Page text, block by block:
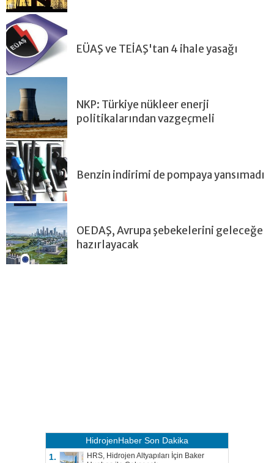
EÜAŞ ve TEİAŞ'tan 4 ihale yasağı
NKP: Türkiye nükleer enerji
politikalarından vazgeçmeli
Benzin indirimi de pompaya yansımadı
OEDAŞ, Avrupa şebekelerini geleceğe
hazırlayacak
HidrojenHaber Son Dakika
1.
HRS, Hidrojen Altyapıları İçin Baker